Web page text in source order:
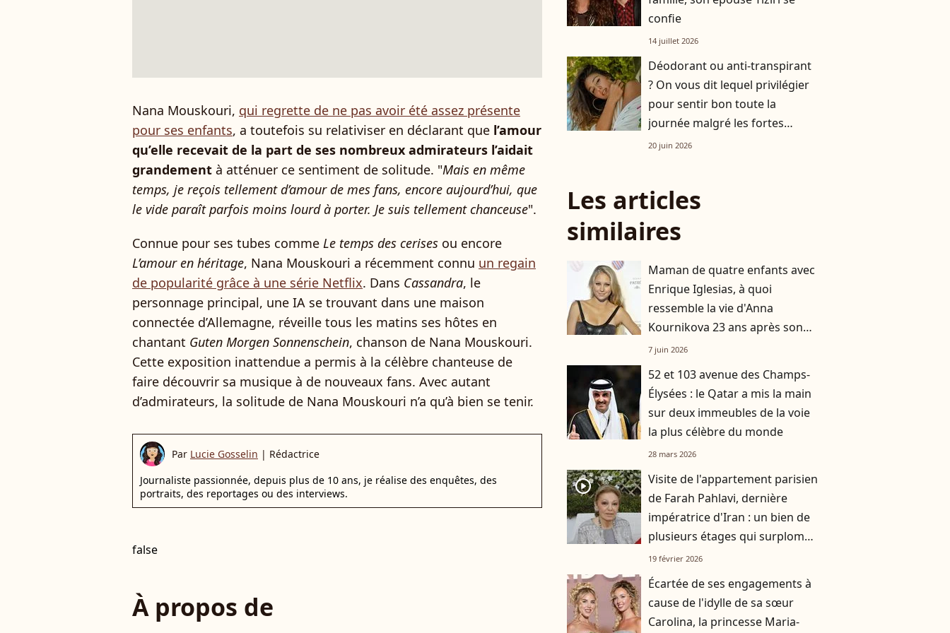
Nana Mouskouri, qui regrette de ne pas avoir été assez présente
pour ses enfants, a toutefois su relativiser en déclarant que l’amour
qu’elle recevait de la part de ses nombreux admirateurs l’aidait
grandement à atténuer ce sentiment de solitude. "Mais en même
temps, je reçois tellement d’amour de mes fans, encore aujourd’hui, que
le vide paraît parfois moins lourd à porter. Je suis tellement chanceuse".
Connue pour ses tubes comme Le temps des cerises ou encore
L’amour en héritage, Nana Mouskouri a récemment connu un regain
de popularité grâce à une série Netflix. Dans Cassandra, le
personnage principal, une IA se trouvant dans une maison
connectée d’Allemagne, réveille tous les matins ses hôtes en
chantant Guten Morgen Sonnenschein, chanson de Nana Mouskouri.
Cette exposition inattendue a permis à la célèbre chanteuse de
faire découvrir sa musique à de nouveaux fans. Avec autant
d’admirateurs, la solitude de Nana Mouskouri n’a qu’à bien se tenir.
Par Lucie Gosselin | Rédactrice
Journaliste passionnée, depuis plus de 10 ans, je réalise des enquêtes, des
portraits, des reportages ou des interviews.
false
À propos de
confie
14 juillet 2026
Déodorant ou anti-transpirant
? On vous dit lequel privilégier
pour sentir bon toute la
journée malgré les fortes
chaleurs
20 juin 2026
Les articles
similaires
Maman de quatre enfants avec
Enrique Iglesias, à quoi
ressemble la vie d'Anna
Kournikova 23 ans après son
dernier match de tennis ?
7 juin 2026
52 et 103 avenue des Champs-
Élysées : le Qatar a mis la main
sur deux immeubles de la voie
la plus célèbre du monde
28 mars 2026
player2
Visite de l'appartement parisien
de Farah Pahlavi, dernière
impératrice d'Iran : un bien de
plusieurs étages qui surplombe
les quais de Seine
19 février 2026
Écartée de ses engagements à
cause de l'idylle de sa sœur
Carolina, la princesse Maria-